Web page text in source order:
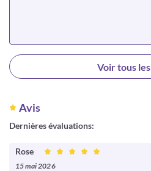
Voir tous
Avis
Dernières évaluations:
Rose
15 mai 2026